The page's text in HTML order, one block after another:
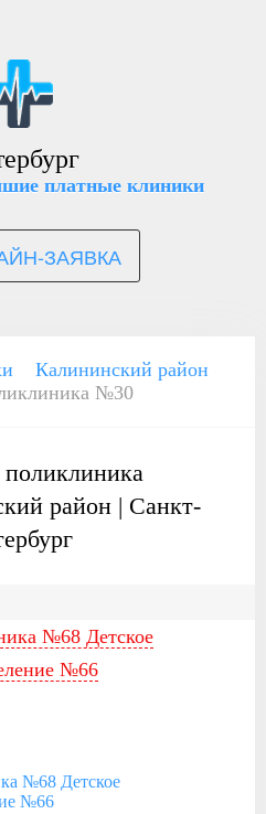
платные клиники
ЗАЯВКА
Калининский район
№30
поликлиника
район | Санкт-
№68 Детское
№66